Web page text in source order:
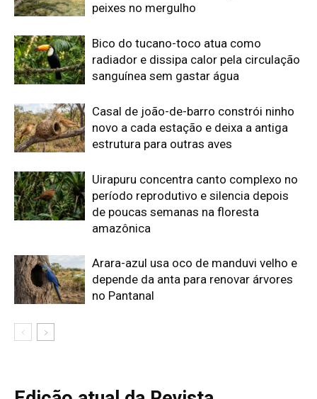
peixes no mergulho
Bico do tucano-toco atua como
radiador e dissipa calor pela circulação
sanguínea sem gastar água
Casal de joão-de-barro constrói ninho
novo a cada estação e deixa a antiga
estrutura para outras aves
Uirapuru concentra canto complexo no
período reprodutivo e silencia depois
de poucas semanas na floresta
amazônica
Arara-azul usa oco de manduvi velho e
depende da anta para renovar árvores
no Pantanal